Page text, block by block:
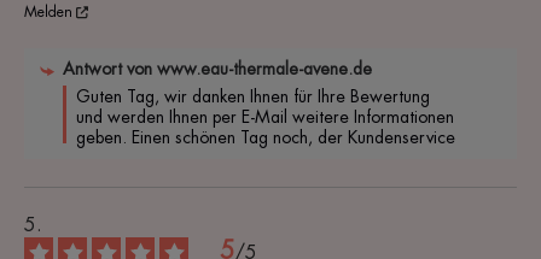
Melden
Antwort von www.eau-thermale-avene.de
Guten Tag, wir danken Ihnen für Ihre Bewertung
und werden Ihnen per E-Mail weitere Informationen
geben. Einen schönen Tag noch, der Kundenservice
5/5